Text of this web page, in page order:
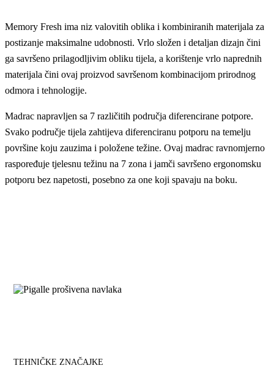
Memory Fresh ima niz valovitih oblika i kombiniranih materijala za
postizanje maksimalne udobnosti. Vrlo složen i detaljan dizajn čini
ga savršeno prilagodljivim obliku tijela, a korištenje vrlo naprednih
materijala čini ovaj proizvod savršenom kombinacijom prirodnog
odmora i tehnologije.
Madrac napravljen sa 7 različitih područja diferencirane potpore.
Svako područje tijela zahtijeva diferenciranu potporu na temelju
površine koju zauzima i položene težine. Ovaj madrac ravnomjerno
raspoređuje tjelesnu težinu na 7 zona i jamči savršeno ergonomsku
potporu bez napetosti, posebno za one koji spavaju na boku.
TEHNIČKE ZNAČAJKE